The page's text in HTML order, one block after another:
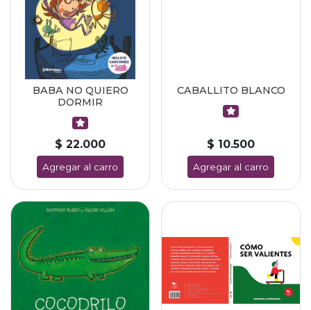
BABA NO QUIERO
DORMIR
$ 22.000
Agregar al carro
CABALLITO BLANCO
$ 10.500
Agregar al carro